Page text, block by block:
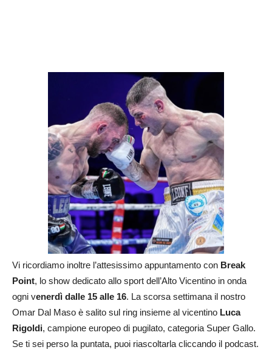
Vi ricordiamo inoltre l’attesissimo appuntamento con Break
Point, lo show dedicato allo sport dell’Alto Vicentino in onda
ogni venerdì dalle 15 alle 16. La scorsa settimana il nostro
Omar Dal Maso è salito sul ring insieme al vicentino Luca
Rigoldi, campione europeo di pugilato, categoria Super Gallo.
Se ti sei perso la puntata, puoi riascoltarla cliccando il podcast.